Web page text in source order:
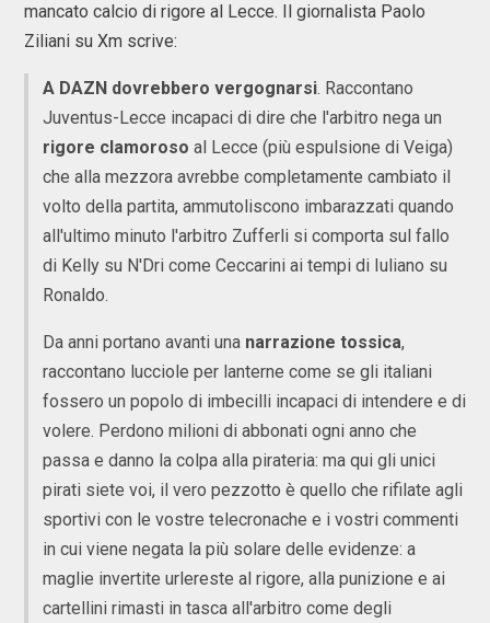
mancato calcio di rigore al Lecce. Il giornalista Paolo
Ziliani su Xm scrive:
A DAZN dovrebbero vergognarsi. Raccontano
Juventus-Lecce incapaci di dire che l'arbitro nega un
rigore clamoroso al Lecce (più espulsione di Veiga)
che alla mezzora avrebbe completamente cambiato il
volto della partita, ammutoliscono imbarazzati quando
all'ultimo minuto l'arbitro Zufferli si comporta sul fallo
di Kelly su N'Dri come Ceccarini ai tempi di Iuliano su
Ronaldo.
Da anni portano avanti una narrazione tossica,
raccontano lucciole per lanterne come se gli italiani
fossero un popolo di imbecilli incapaci di intendere e di
volere. Perdono milioni di abbonati ogni anno che
passa e danno la colpa alla pirateria: ma qui gli unici
pirati siete voi, il vero pezzotto è quello che rifilate agli
sportivi con le vostre telecronache e i vostri commenti
in cui viene negata la più solare delle evidenze: a
maglie invertite urlereste al rigore, alla punizione e ai
cartellini rimasti in tasca all'arbitro come degli